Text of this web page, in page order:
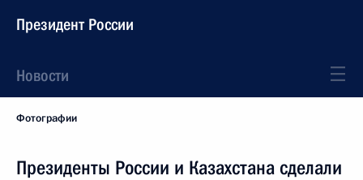
Президент России
Новости
Фотографии
Президенты России и Казахстана сделали